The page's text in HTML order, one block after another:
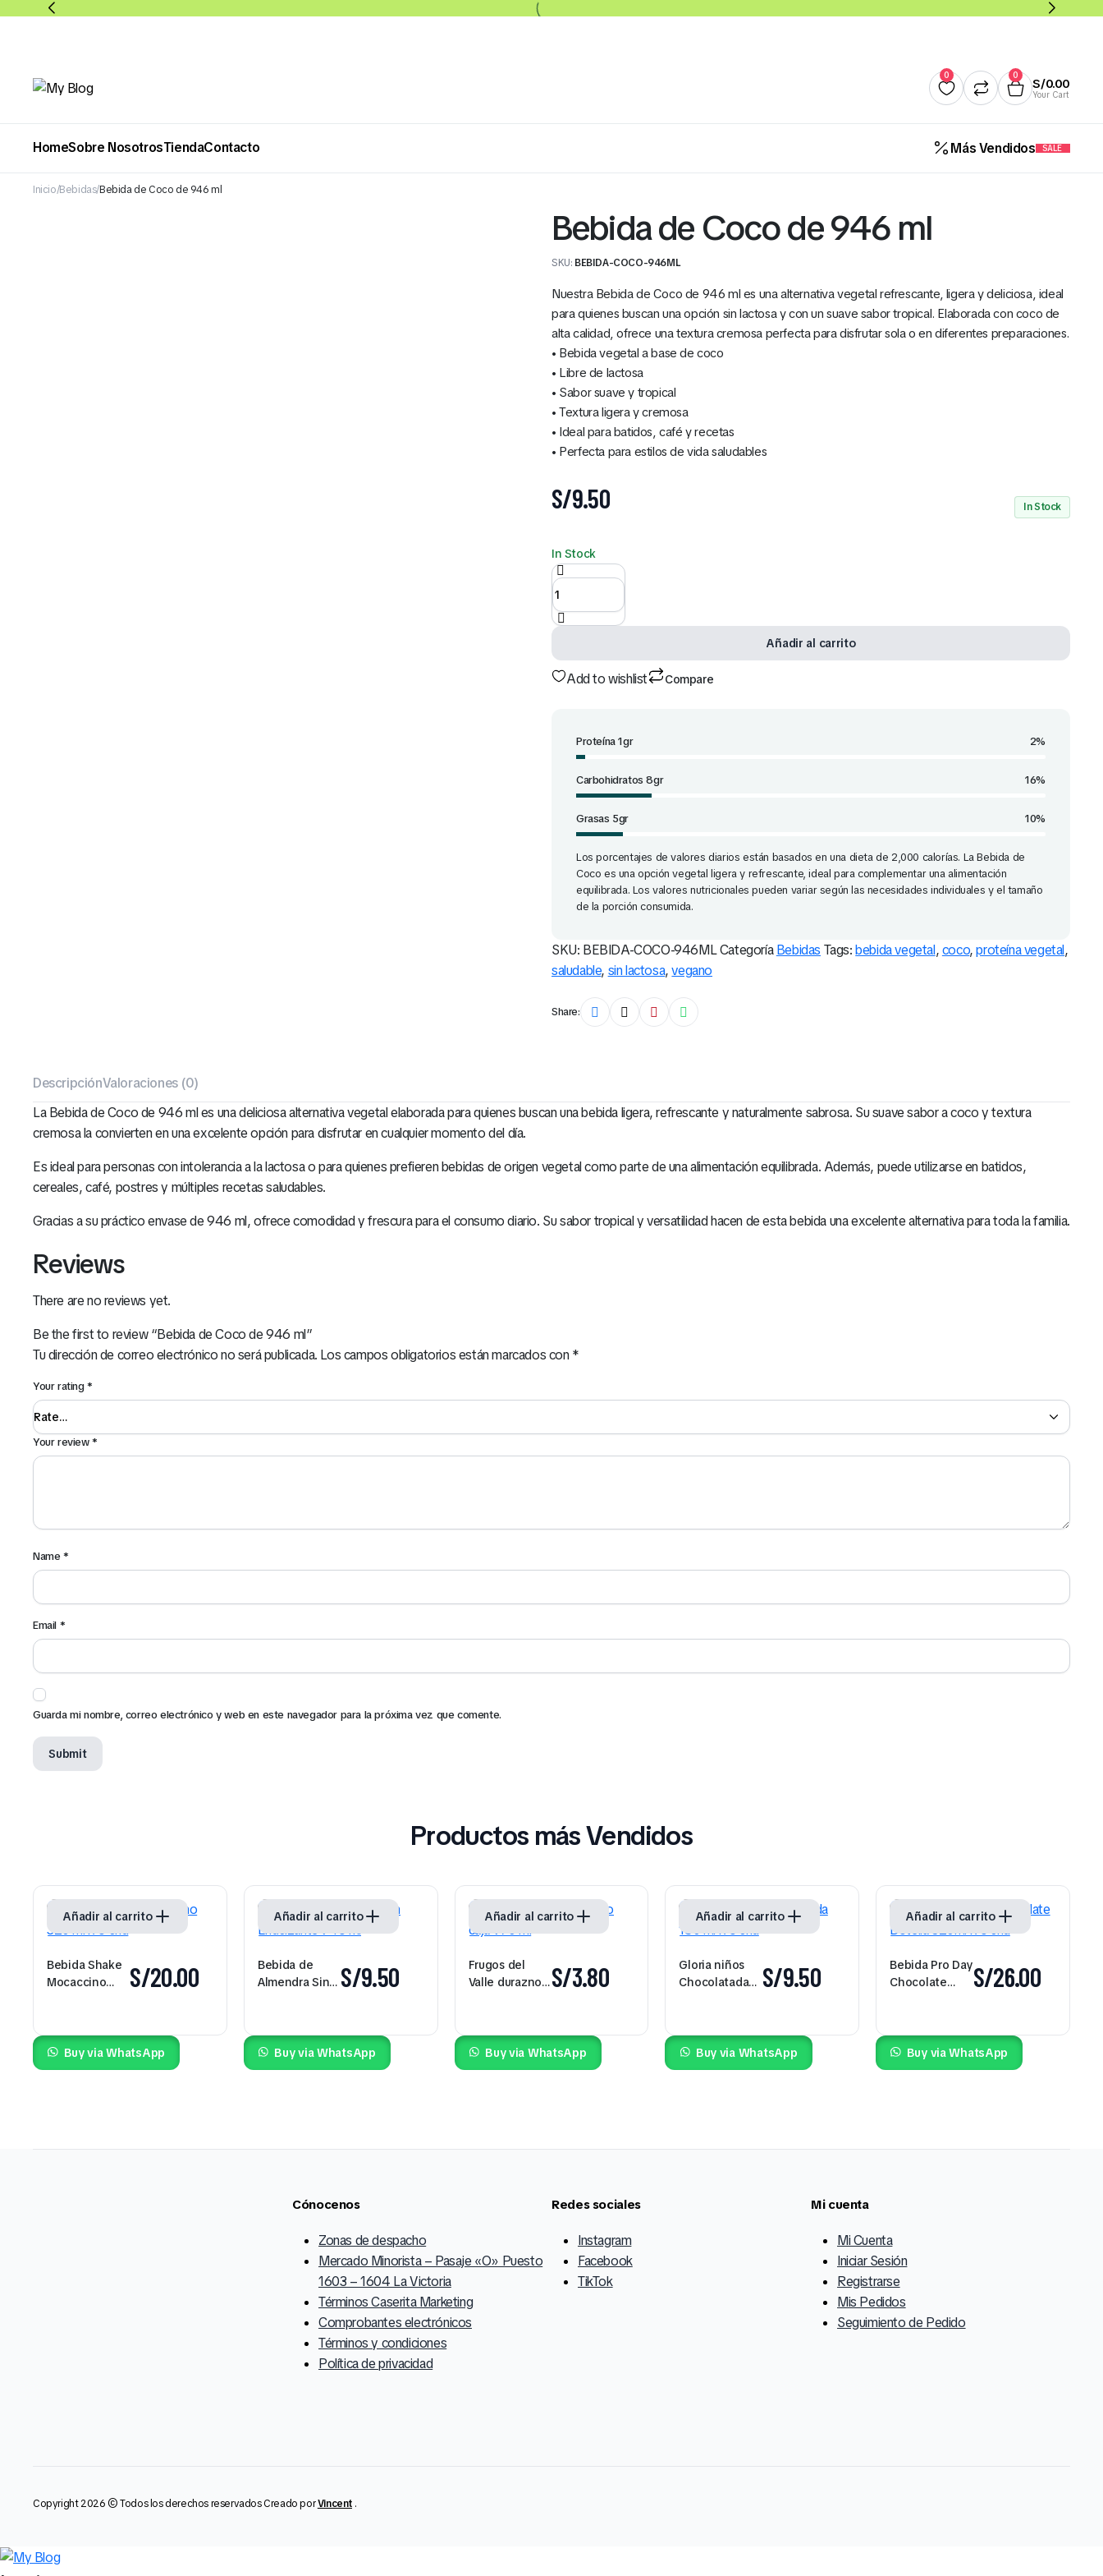
0 0
S/0.00
Your Cart
HomeSobre NosotrosTiendaContacto Más Vendidos SALE
Cereales Benoti Bolsa 21 Gr
12 Und (Todos los Sabores)
S/5.00
Mira Todo nuestro Catálogo
Inicio Bebidas Bebida de Coco de 946 ml
Bebida de Coco de 946 ml
SKU: BEBIDA-COCO-946ML
Nuestra Bebida de Coco de 946 ml es una alternativa vegetal refrescante, ligera y deliciosa, ideal
para quienes buscan una opción sin lactosa y con un suave sabor tropical. Elaborada con coco de
alta calidad, ofrece una textura cremosa perfecta para disfrutar sola o en diferentes preparaciones.
• Bebida vegetal a base de coco
• Libre de lactosa
• Sabor suave y tropical
• Textura ligera y cremosa
• Ideal para batidos, café y recetas
• Perfecta para estilos de vida saludables
S/9.50 In Stock
In Stock
de
Coco
de 946
ml
quantity
Añadir al carrito
Add to wishlist Compare
Proteína 1gr 2%
Carbohidratos 8gr 16%
Grasas 5gr 10%
Los porcentajes de valores diarios están basados en una dieta de 2,000 calorías. La Bebida de
Coco es una opción vegetal ligera y refrescante, ideal para complementar una alimentación
equilibrada. Los valores nutricionales pueden variar según las necesidades individuales y el tamaño
de la porción consumida.
SKU: BEBIDA-COCO-946MLCategoríaBebidas Tags:bebida vegetal,coco,proteína vegetal,
saludable, sin lactosa,vegano
Share:
DescripciónValoraciones (0)
La Bebida de Coco de 946 ml es una deliciosa alternativa vegetal elaborada para quienes buscan una bebida ligera, refrescante y naturalmente sabrosa. Su suave sabor a coco y textura
cremosa la convierten en una excelente opción para disfrutar en cualquier momento del día.
Es ideal para personas con intolerancia a la lactosa o para quienes prefieren bebidas de origen vegetal como parte de una alimentación equilibrada. Además, puede utilizarse en batidos,
cereales, café, postres y múltiples recetas saludables.
Gracias a su práctico envase de 946 ml, ofrece comodidad y frescura para el consumo diario. Su sabor tropical y versatilidad hacen de esta bebida una excelente alternativa para toda la familia.
Reviews
There are no reviews yet.
Be the first to review “Bebida de Coco de 946 ml”
Tu dirección de correo electrónico no será publicada. Los campos obligatorios están marcados con*
Your rating*
Your review*
Name*
Email *
Guarda mi nombre, correo electrónico y web en este navegador para la próxima vez que comente.
Productos más Vendidos
Añadir al carrito
Bebida Shake
Mocaccino
S/20.00
Buy via WhatsApp
Añadir al carrito
Bebida de
Almendra Sin
S/9.50
Buy via WhatsApp
Añadir al carrito
Frugos del
Valle durazno
S/3.80
Buy via WhatsApp
Añadir al carrito
Gloria niños
Chocolatada
S/9.50
Buy via WhatsApp
Añadir al carrito
Bebida Pro Day
Chocolate
S/26.00
Buy via WhatsApp
Cónocenos
Zonas de despacho
Mercado Minorista – Pasaje «O» Puesto
1603 – 1604 La Victoria
Términos Caserita Marketing
Comprobantes electrónicos
Términos y condiciones
Política de privacidad
Redes sociales
Instagram
Facebook
TikTok
Mi cuenta
Mi Cuenta
Iniciar Sesión
Registrarse
Mis Pedidos
Seguimiento de Pedido
Copyright 2026 © Todos los derechos reservados Creado porVincent .